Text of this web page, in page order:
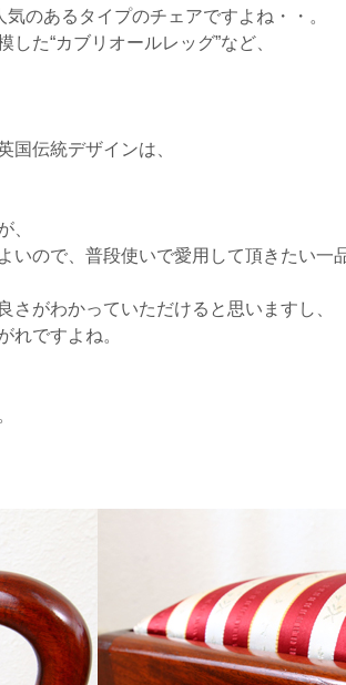
のあるタイプのチェアですよね・・。
た“カブリオールレッグ”など、
国伝統デザインは、
、
いので、普段使いで愛用して頂きたい一
がわかっていただけると思いますし、
れですよね。